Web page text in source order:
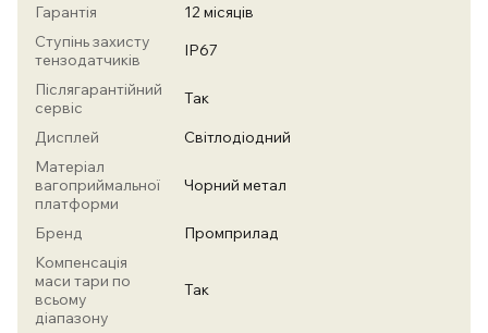
Гарантія
12 місяців
Ступінь захисту
тензодатчиків
IP67
Післягарантійний
сервіс
Так
Дисплей
Світлодіодний
Матеріал
вагоприймальної
платформи
Чорний метал
Бренд
Промприлад
Компенсація
маси тари по
всьому
діапазону
Так